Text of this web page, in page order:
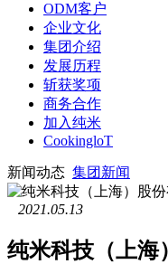
ODM客户
企业文化
集团介绍
发展历程
斩获奖项
商务合作
加入纯米
CookingloT
新闻动态 集团新闻
2021.05.13
纯米科技（上海